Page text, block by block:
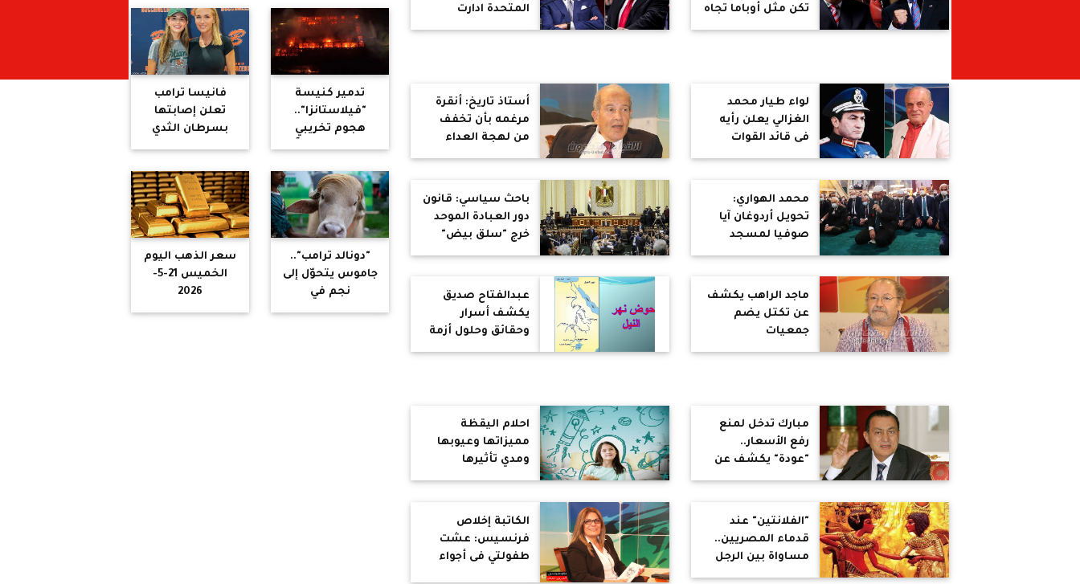
تكن مثل أوباما تجاه
المتحدة ادارت
لواء طيار محمد
الغزالي يعلن رأيه
فى قائد القوات
الجوية محمد حسني
أستاذ تاريخ: أنقرة
مرغمه بأن تخفف
من لهجة العداء
تجاه مصر لصالح
محمد الهواري:
تحويل أردوغان آيا
صوفيا لمسجد
باحث سياسي: قانون
دور العبادة الموحد
خرج "سلق بيض"
ماجد الراهب يكشف
عن تكتل يضم
جمعيات
عبدالفتاح صديق
يكشف أسرار
وحقائق وحلول أزمة
مبارك تدخل لمنع
رفع الأسعار..
"عودة" يكشف عن
دور الإخوان الخفي
الجماعة الإسلامية
مقابل مشاركة
مبارك في الحكم
احلام اليقظة
مميزاتها وعيوبها
ومدي تأثيرها
السلبي والإيجابي
"الفلانتين" عند
قدماء المصريين..
مساواة بين الرجل
الكاتبة إخلاص
فرنسيس: عشت
طفولتي فى أجواء
تدمير كنيسة
"فيلاستانزا"..
هجوم تخريبي
يلتهم موروثاً
ويشعل الغضب
ضد "التراخي"
الأوروبي
فانيسا ترامب
تعلن إصابتها
بسرطان الثدي
"دونالد ترامب"..
جاموس يتحوّل إلى
نجم في
بنغلاديش
سعر الذهب اليوم
الخميس 21-5-
2026